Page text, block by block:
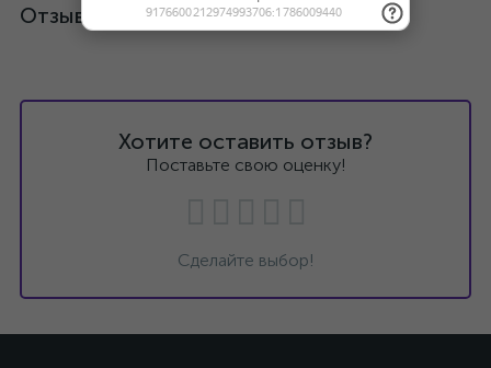
Отзывы
Хотите оставить отзыв?
Поставьте свою оценку!
Сделайте выбор!